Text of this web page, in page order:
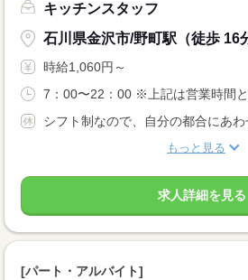
キッチンスタッフ
石川県金沢市/野町駅（徒歩 16
時給1,060円～
7：00〜22：00 ※上記は営業時間
シフト制なので、自分の都合にあ
もっと見る
求人詳細を見る
[パート・アルバイト]